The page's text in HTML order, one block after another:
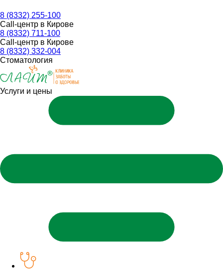
8 (8332) 255-100
Call-центр в Кирове
8 (8332) 711-100
Call-центр в Кирове
8 (8332) 332-004
Стоматология
Услуги и цены